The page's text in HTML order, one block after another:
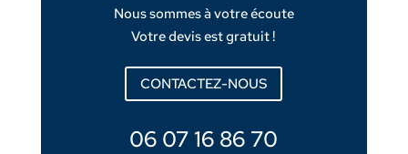
Nous sommes à votre écoute
Votre devis est gratuit !
CONTACTEZ-NOUS
06 07 16 86 70